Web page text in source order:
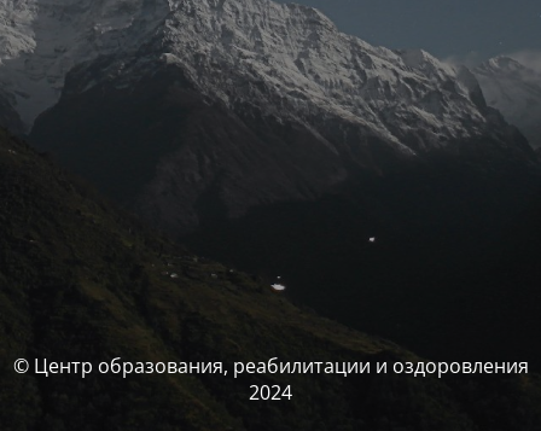
© Центр образования, реабилитации и оздоровления
2024